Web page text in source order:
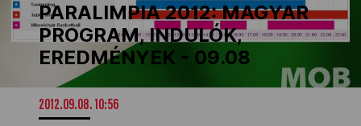
Los Angeles 2028
MOB
PARALIMPIA 2012: MAGYAR
PROGRAM, INDULÓK,
EREDMÉNYEK - 09.08
2012.09.08. 10:56